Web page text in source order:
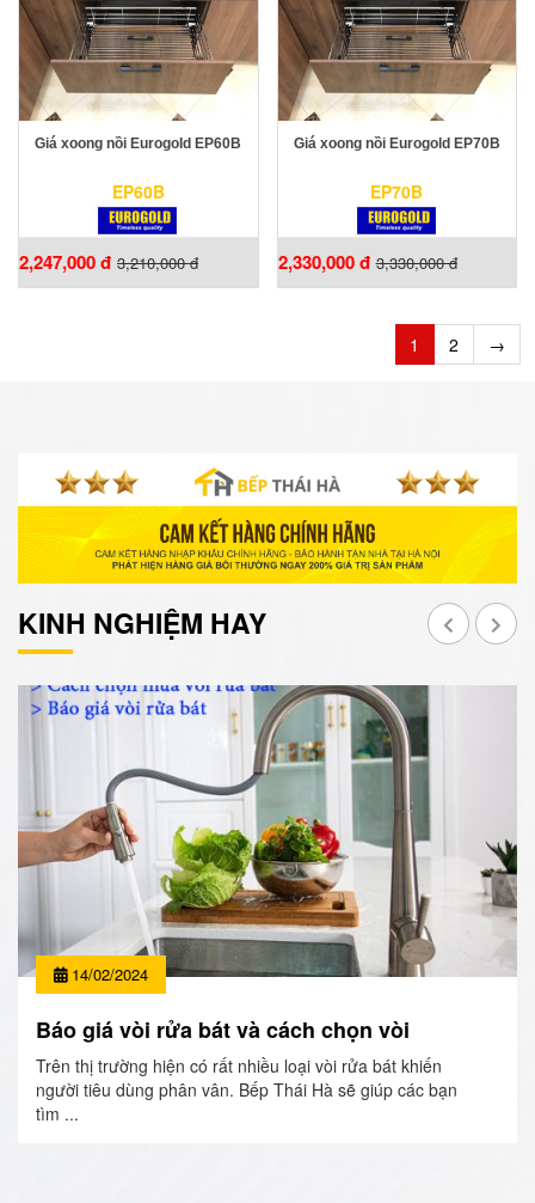
Giá xoong nồi Eurogold EP60B
EP60B
2,247,000 đ 3,210,000 đ
Giá xoong nồi Eurogold EP70B
EP70B
2,330,000 đ 3,330,000 đ
1 2 →
KINH NGHIỆM HAY
14/02/2024
Báo giá vòi rửa bát và cách chọn vòi
Trên thị trường hiện có rất nhiều loại vòi rửa bát khiến
người tiêu dùng phân vân. Bếp Thái Hà sẽ giúp các bạn
tìm ...